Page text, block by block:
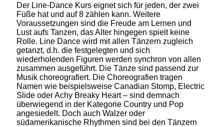
Der Line-Dance Kurs eignet sich für jeden, der zwei
Füße hat und auf 8 zählen kann. Weitere
Voraussetzungen sind die Freude am Lernen und
Lust aufs Tanzen, das Alter hingegen spielt keine
Rolle. Line Dance wird mit allen Tänzern zugleich
getanzt, d.h. die festgelegten und sich
wiederholenden Figuren werden synchron von allen
zusammen ausgeführt. Die Tänze sind passend zur
Musik choreografiert. Die Choreografien tragen
Namen wie beispielsweise Canadian Stomp, Electric
Slide oder Achy Breaky Heart – sind demnach
überwiegend in der Kategorie Country und Pop
angesiedelt. Doch auch Walzer oder
südamerikanische Rhythmen sind bei den Tänzern